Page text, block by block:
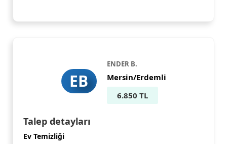
EB
ENDER B.
Mersin/Erdemli
6.850 TL
Talep detayları
Ev Temizliği